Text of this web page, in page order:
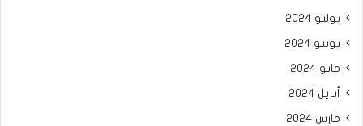
يوليو 2024
يونيو 2024
مايو 2024
أبريل 2024
مارس 2024